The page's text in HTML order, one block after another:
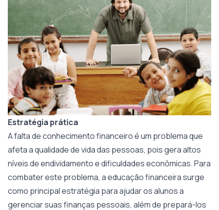
Estratégia prática
A falta de conhecimento financeiro é um problema que
afeta a qualidade de vida das pessoas, pois gera altos
níveis de endividamento e dificuldades econômicas. Para
combater este problema, a educação financeira surge
como principal estratégia para ajudar os alunos a
gerenciar suas finanças pessoais, além de prepará-los